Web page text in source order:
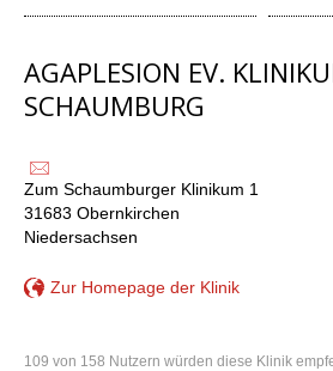
AGAPLESION EV.
SCHAUMBURG
Zum Schaumburger Klinikum 1
31683 Obernkirchen
Niedersachsen
Zur Homepage der Klinik
109 von 158 Nutzern würden diese Klinik